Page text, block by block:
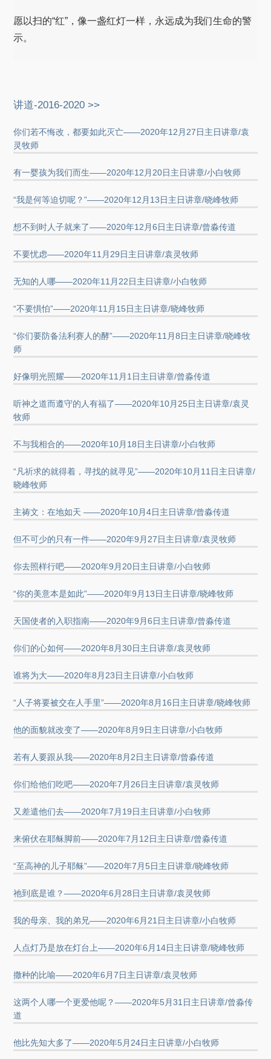
愿以扫的“红”，像一盏红灯一样，永远成为我们生命的警
示。
讲道-2016-2020 >>
你们若不悔改，都要如此灭亡——2020年12月27日主日讲章/袁
灵牧师
有一婴孩为我们而生——2020年12月20日主日讲章/小白牧师
“我是何等迫切呢？”——2020年12月13日主日讲章/晓峰牧师
想不到时人子就来了——2020年12月6日主日讲章/曾淼传道
不要忧虑——2020年11月29日主日讲章/袁灵牧师
无知的人哪——2020年11月22日主日讲章/小白牧师
“不要惧怕”——2020年11月15日主日讲章/晓峰牧师
“你们要防备法利赛人的酵”——2020年11月8日主日讲章/晓峰牧
师
好像明光照耀——2020年11月1日主日讲章/曾淼传道
听神之道而遵守的人有福了——2020年10月25日主日讲章/袁灵
牧师
不与我相合的——2020年10月18日主日讲章/小白牧师
“凡祈求的就得着，寻找的就寻见”——2020年10月11日主日讲章/
晓峰牧师
主祷文：在地如天 ——2020年10月4日主日讲章/曾淼传道
但不可少的只有一件——2020年9月27日主日讲章/袁灵牧师
你去照样行吧——2020年9月20日主日讲章/小白牧师
“你的美意本是如此”——2020年9月13日主日讲章/晓峰牧师
天国使者的入职指南——2020年9月6日主日讲章/曾淼传道
你们的心如何——2020年8月30日主日讲章/袁灵牧师
谁将为大——2020年8月23日主日讲章/小白牧师
“人子将要被交在人手里”——2020年8月16日主日讲章/晓峰牧师
他的面貌就改变了——2020年8月9日主日讲章/小白牧师
若有人要跟从我——2020年8月2日主日讲章/曾淼传道
你们给他们吃吧——2020年7月26日主日讲章/袁灵牧师
又差遣他们去——2020年7月19日主日讲章/小白牧师
来俯伏在耶稣脚前——2020年7月12日主日讲章/曾淼传道
“至高神的儿子耶稣”——2020年7月5日主日讲章/晓峰牧师
祂到底是谁？——2020年6月28日主日讲章/袁灵牧师
我的母亲、我的弟兄——2020年6月21日主日讲章/小白牧师
人点灯乃是放在灯台上——2020年6月14日主日讲章/晓峰牧师
撒种的比喻——2020年6月7日主日讲章/袁灵牧师
这两个人哪一个更爱他呢？——2020年5月31日主日讲章/曾淼传
道
他比先知大多了——2020年5月24日主日讲章/小白牧师